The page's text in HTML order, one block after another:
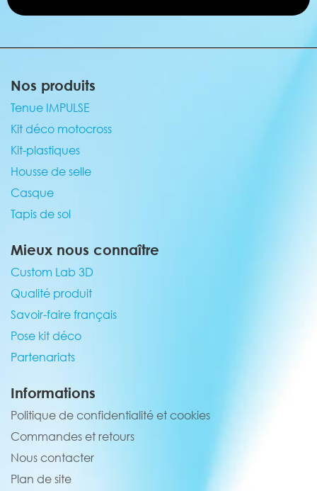
Nos produits
Tenue IMPULSE
Kit déco motocross
Kit-plastiques
Housse de selle
Casque
Tapis de sol
Mieux nous connaître
Custom Lab 3D
Qualité produit
Savoir-faire français
Pose kit déco
Partenariats
Informations
Politique de confidentialité et cookies
Commandes et retours
Nous contacter
Plan de site